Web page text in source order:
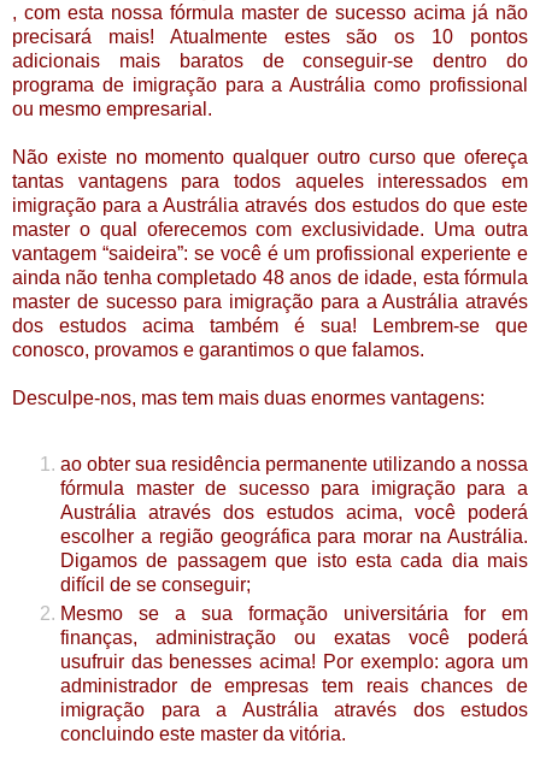
, com esta nossa fórmula master de sucesso acima já não
precisará mais! Atualmente estes são os 10 pontos
adicionais mais baratos de conseguir-se dentro do
programa de imigração para a Austrália como profissional
ou mesmo empresarial.
Não existe no momento qualquer outro curso que ofereça
tantas vantagens para todos aqueles interessados em
imigração para a Austrália através dos estudos do que este
master o qual oferecemos com exclusividade. Uma outra
vantagem “saideira”: se você é um profissional experiente e
ainda não tenha completado 48 anos de idade, esta fórmula
master de sucesso para imigração para a Austrália através
dos estudos acima também é sua! Lembrem-se que
conosco, provamos e garantimos o que falamos.
Desculpe-nos, mas tem mais duas enormes vantagens:
ao obter sua residência permanente utilizando a nossa
fórmula master de sucesso para imigração para a
Austrália através dos estudos acima, você poderá
escolher a região geográfica para morar na Austrália.
Digamos de passagem que isto esta cada dia mais
difícil de se conseguir;
Mesmo se a sua formação universitária for em
finanças, administração ou exatas você poderá
usufruir das benesses acima! Por exemplo: agora um
administrador de empresas tem reais chances de
imigração para a Austrália através dos estudos
concluindo este master da vitória.